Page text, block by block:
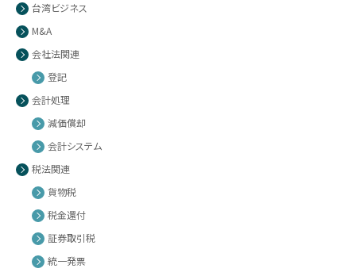
台湾ビジネス
M&A
会社法関連
登記
会計処理
減価償却
会計システム
税法関連
貨物税
税金還付
証券取引税
統一発票